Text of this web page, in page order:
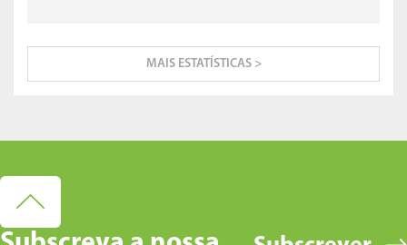
MAIS ESTATÍSTICAS >